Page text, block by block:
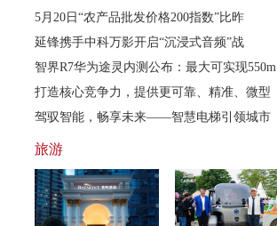
5月20日“农产品批发价格200指数”比昨
延锋携手中科万影开启“沉浸式音频”战
智界R7华为途灵内测公布：最大可实现550m
打造核心竞争力，提供更可靠、精准、微型
驾驭智能，畅享未来——智慧电梯引领城市
旅游